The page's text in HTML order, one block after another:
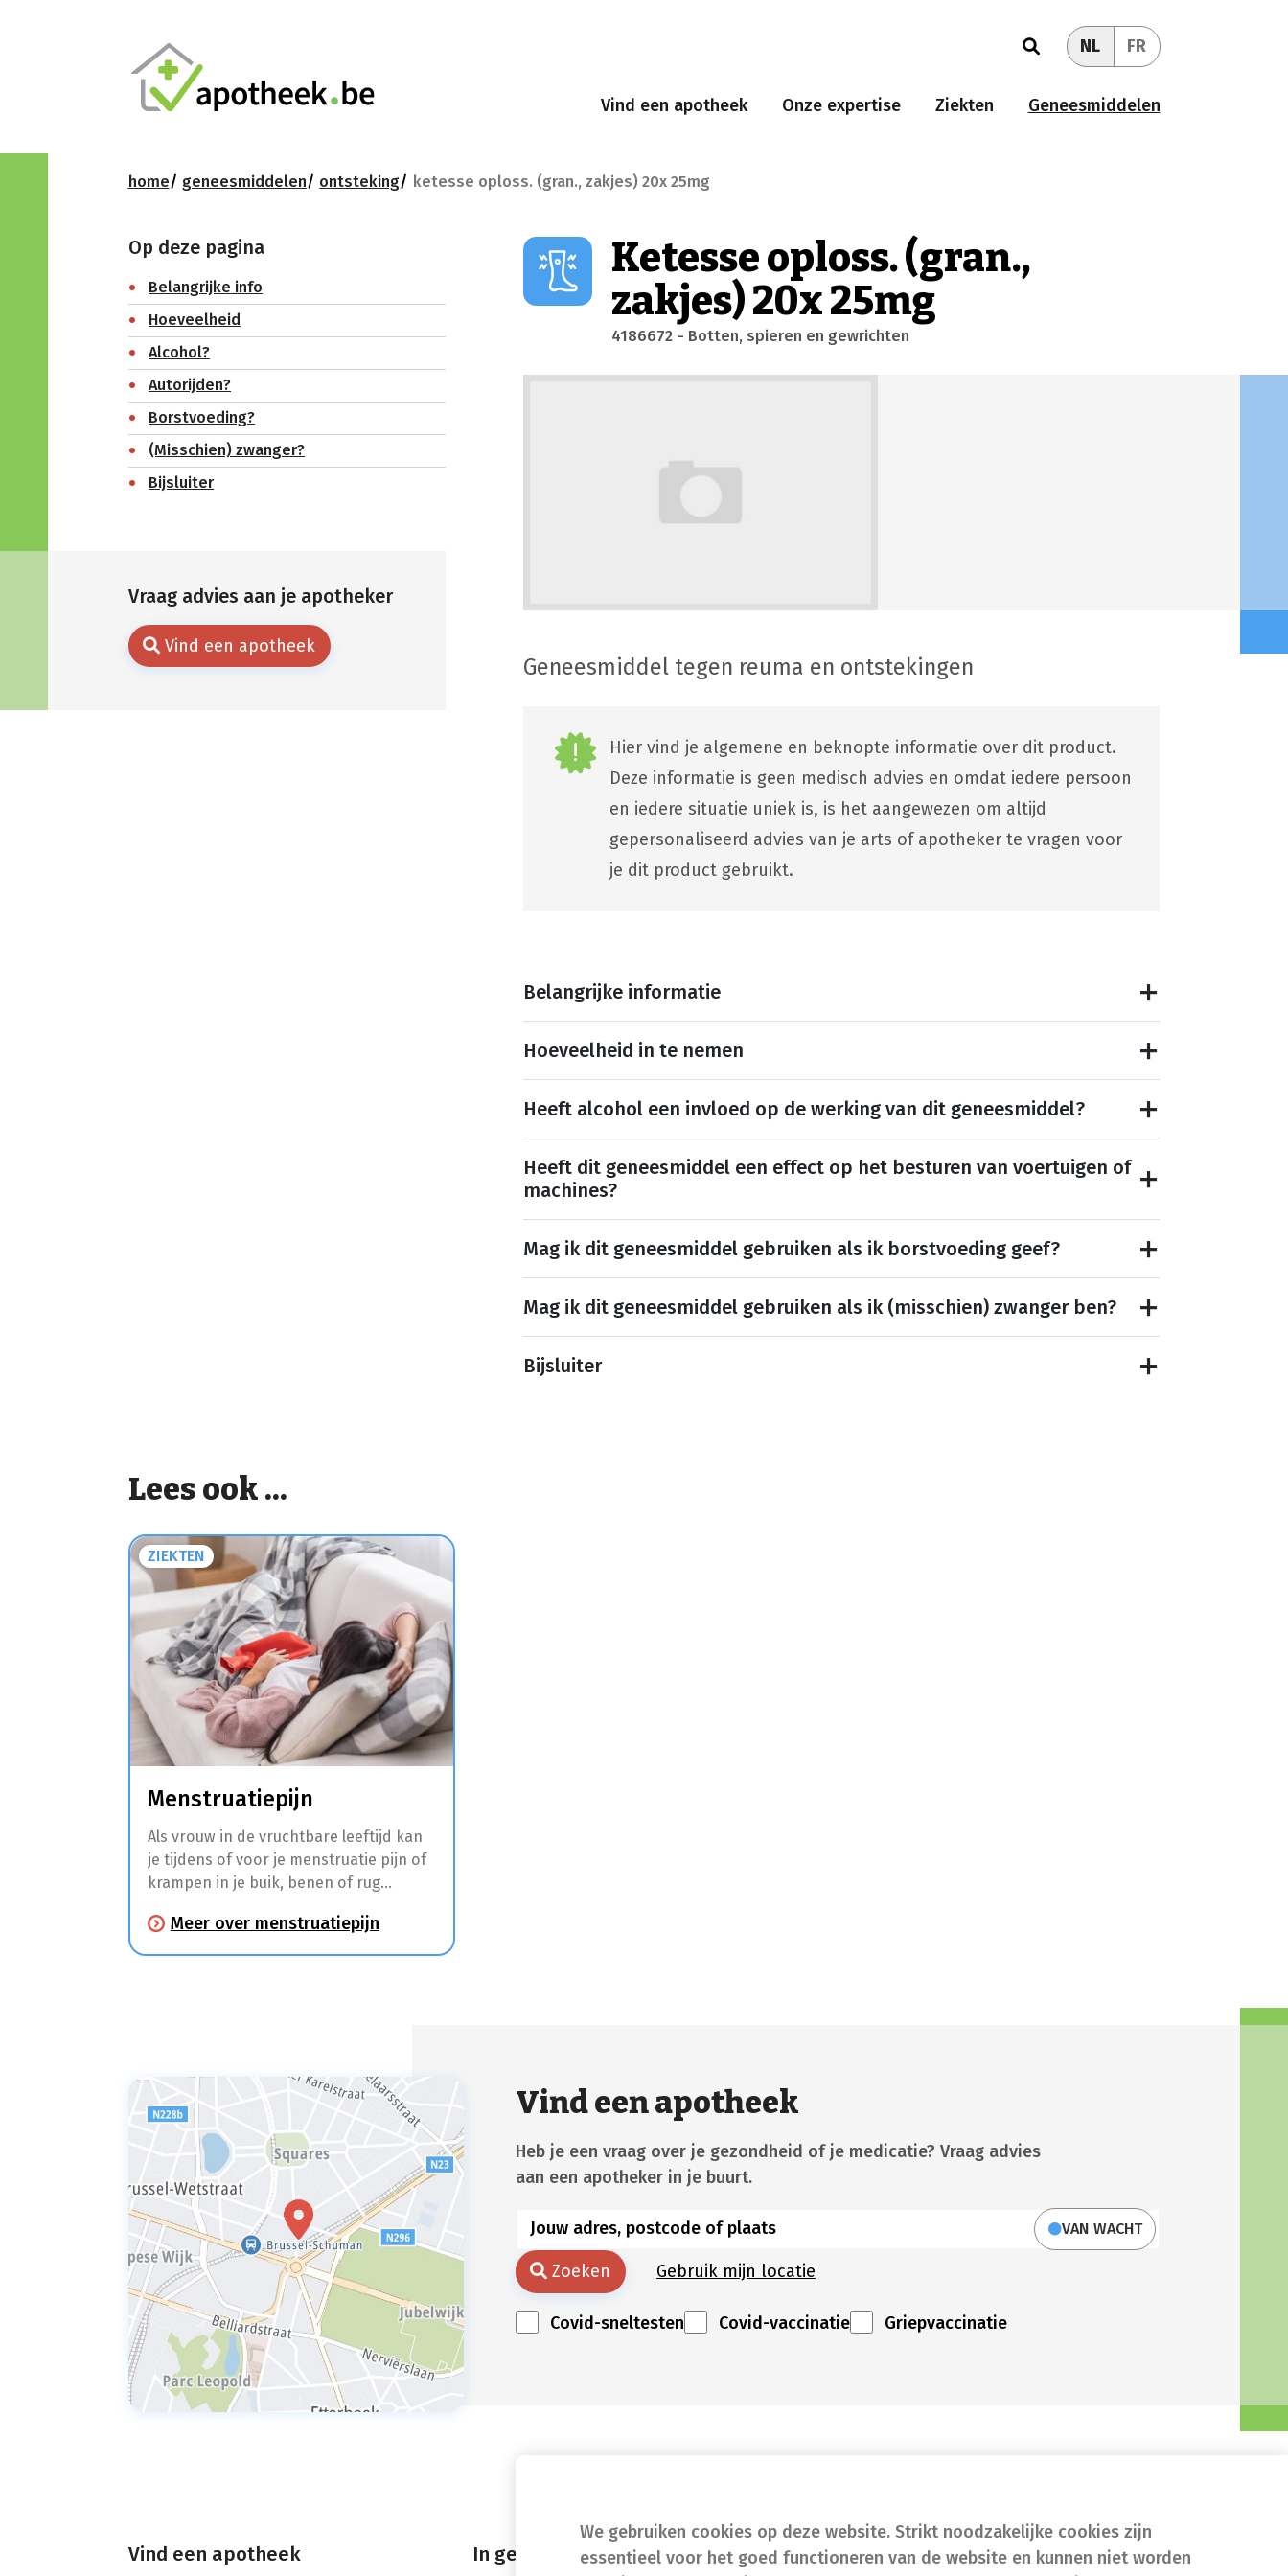
We gebruiken cookies op deze website. Strikt noodzakelijke cookies zijn
essentieel voor het goed functioneren van de website en kunnen niet worden
NL FR
Vind een apotheek Onze expertise Ziekten Geneesmiddelen
home geneesmiddelen ontsteking ketesse oploss. (gran., zakjes) 20x 25mg
Vraag advies aan je apotheker
Vind een apotheek
Op deze pagina
Belangrijke info
Hoeveelheid
Alcohol?
Autorijden?
Borstvoeding?
(Misschien) zwanger?
Bijsluiter
Ketesse oploss. (gran.,
zakjes) 20x 25mg
4186672 - Botten, spieren en gewrichten
Geneesmiddel tegen reuma en ontstekingen
Hier vind je algemene en beknopte informatie over dit product.
Deze informatie is geen medisch advies en omdat iedere persoon
en iedere situatie uniek is, is het aangewezen om altijd
gepersonaliseerd advies van je arts of apotheker te vragen voor
je dit product gebruikt.
Belangrijke informatie
Hoeveelheid in te nemen
Heeft alcohol een invloed op de werking van dit geneesmiddel?
Heeft dit geneesmiddel een effect op het besturen van voertuigen of
machines?
Mag ik dit geneesmiddel gebruiken als ik borstvoeding geef?
Mag ik dit geneesmiddel gebruiken als ik (misschien) zwanger ben?
Bijsluiter
Lees ook ...
ZIEKTEN
Menstruatiepijn
Als vrouw in de vruchtbare leeftijd kan
je tijdens of voor je menstruatie pijn of
krampen in je buik, benen of rug
vrouwen in deze periode ook last van
hoofdpijn, moeheid, moodswings,
Meer over menstruatiepijn
Vind een apotheek
Heb je een vraag over je gezondheid of je medicatie? Vraag advies
aan een apotheker in je buurt.
VAN WACHT
Zoeken Gebruik mijn locatie
Covid-sneltesten Covid-vaccinatie Griepvaccinatie
Vind een apotheek In geval van nood